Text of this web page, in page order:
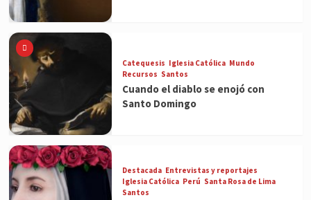
Catequesis Iglesia Católica Mundo
Recursos Santos
Cuando el diablo se enojó con
Santo Domingo
Destacada Entrevistas y reportajes
Iglesia Católica Perú Santa Rosa de Lima
Santos